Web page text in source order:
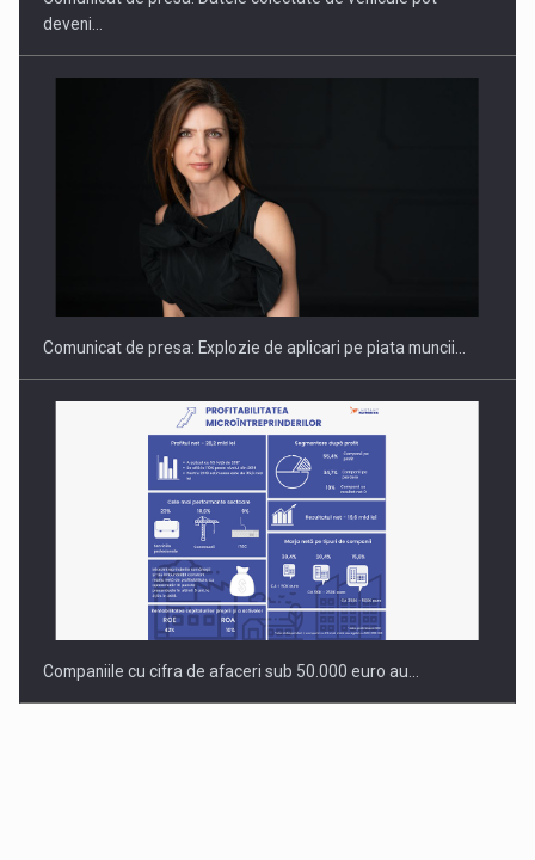
Hard Enduro Piatra Craiului 2026, fueled by benzinariile RO…
deveni…
Comunicat de presa: Explozie de aplicari pe piata muncii…
Companiile cu cifra de afaceri sub 50.000 euro au…